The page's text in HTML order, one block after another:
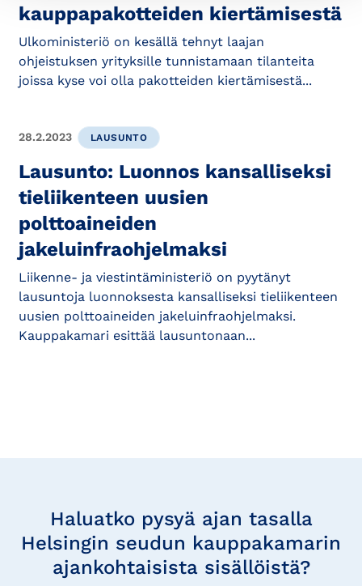
kauppapakotteiden kiertämisestä
Ulkoministeriö on kesällä tehnyt laajan
ohjeistuksen yrityksille tunnistamaan tilanteita
joissa kyse voi olla pakotteiden kiertämisestä...
28.2.2023 LAUSUNTO
Lausunto: Luonnos kansalliseksi
tieliikenteen uusien
polttoaineiden
jakeluinfraohjelmaksi
Liikenne- ja viestintäministeriö on pyytänyt
lausuntoja luonnoksesta kansalliseksi tieliikenteen
uusien polttoaineiden jakeluinfraohjelmaksi.
Kauppakamari esittää lausuntonaan...
Haluatko pysyä ajan tasalla
Helsingin seudun kauppakamarin
ajankohtaisista sisällöistä?